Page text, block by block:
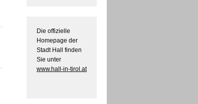
Die offizielle
Homepage der
Stadt Hall finden
Sie unter
www.hall-in-tirol.at